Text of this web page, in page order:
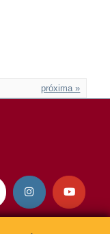
próxima »
 